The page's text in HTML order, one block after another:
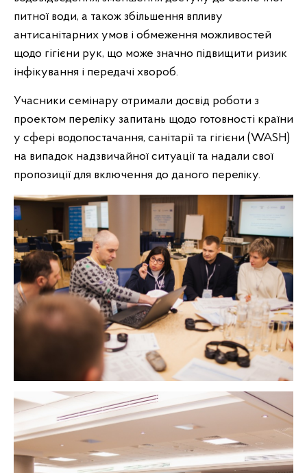
питної води, а також збільшення впливу
антисанітарних умов і обмеження можливостей
щодо гігієни рук, що може значно підвищити ризик
інфікування і передачі хвороб.
Учасники семінару отримали досвід роботи з
проектом переліку запитань щодо готовності країни
у сфері водопостачання, санітарії та гігієни (WASH)
на випадок надзвичайної ситуації та надали свої
пропозиції для включення до даного переліку.